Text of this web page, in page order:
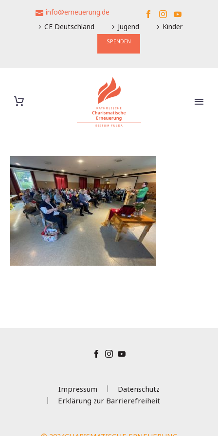
info@erneuerung.de
CE Deutschland
Jugend Kinder
SPENDEN
Impressum
Datenschutz
Erklärung zur Barrierefreiheit